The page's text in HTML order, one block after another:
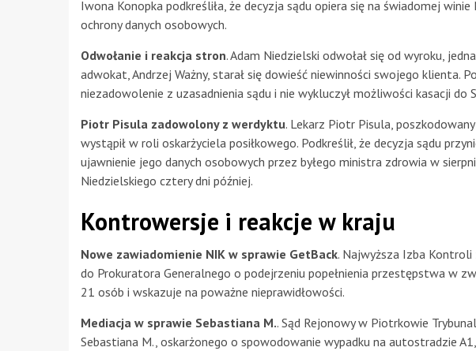
Iwona Konopka podkreśliła, że decyzja sądu opiera się na świadomej
ochrony danych osobowych.
Odwołanie i reakcja stron. Adam Niedzielski odwołał się od wyroku,
adwokat, Andrzej Ważny, starał się dowieść niewinności swojego klienta.
niezadowolenie z uzasadnienia sądu i nie wykluczył możliwości kasacji do
Piotr Pisula zadowolony z werdyktu. Lekarz Piotr Pisula,
wystąpił w roli oskarżyciela posiłkowego. Podkreślił, że decyzja sądu
ujawnienie jego danych osobowych przez byłego ministra zdrowia w
Niedzielskiego cztery dni później.
Kontrowersje i reakcje w kraju
Nowe zawiadomienie NIK w sprawie GetBack. Najwyższa Izba Kontroli
do Prokuratora Generalnego o podejrzeniu popełnienia przestępstwa w
21 osób i wskazuje na poważne nieprawidłowości.
Mediacja w sprawie Sebastiana M.. Sąd Rejonowy w Piotrkowie
Sebastiana M., oskarżonego o spowodowanie wypadku na autostradzie